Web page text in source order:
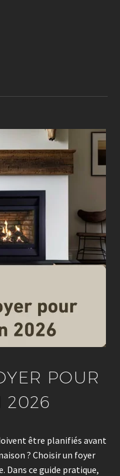
POUR
2026
être planifiés avant
? Choisir un foyer
Dans ce guide pratique,